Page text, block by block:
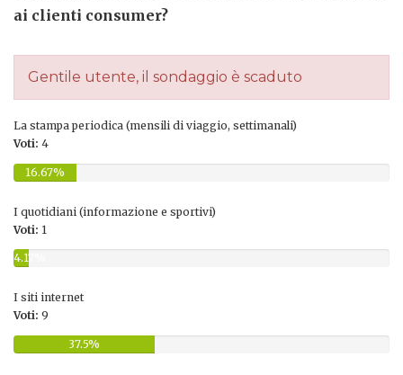
ai clienti consumer?
Gentile utente, il sondaggio è scaduto
La stampa periodica (mensili di viaggio, settimanali)
Voti: 4
16.67%
I quotidiani (informazione e sportivi)
Voti: 1
4.17%
I siti internet
Voti: 9
37.5%